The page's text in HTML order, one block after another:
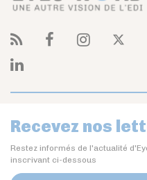
Recevez nos
Restez informés de l'actualité
inscrivant ci-dessous